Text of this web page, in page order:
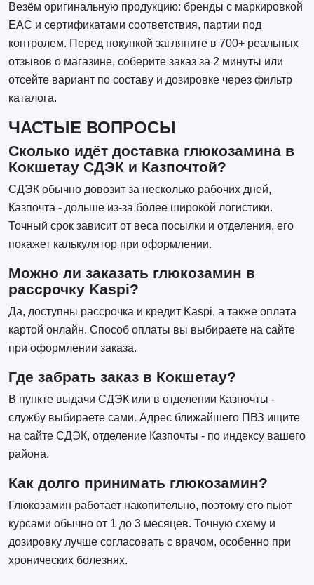
Везём оригинальную продукцию: бренды с маркировкой
EAC и сертификатами соответствия, партии под
контролем. Перед покупкой загляните в 700+ реальных
отзывов о магазине, соберите заказ за 2 минуты или
отсейте вариант по составу и дозировке через фильтр
каталога.
ЧАСТЫЕ ВОПРОСЫ
Сколько идёт доставка глюкозамина в
Кокшетау СДЭК и Казпочтой?
СДЭК обычно довозит за несколько рабочих дней,
Казпочта - дольше из-за более широкой логистики.
Точный срок зависит от веса посылки и отделения, его
покажет калькулятор при оформлении.
Можно ли заказать глюкозамин в
рассрочку Kaspi?
Да, доступны рассрочка и кредит Kaspi, а также оплата
картой онлайн. Способ оплаты вы выбираете на сайте
при оформлении заказа.
Где забрать заказ в Кокшетау?
В пункте выдачи СДЭК или в отделении Казпочты -
службу выбираете сами. Адрес ближайшего ПВЗ ищите
на сайте СДЭК, отделение Казпочты - по индексу вашего
района.
Как долго принимать глюкозамин?
Глюкозамин работает накопительно, поэтому его пьют
курсами обычно от 1 до 3 месяцев. Точную схему и
дозировку лучше согласовать с врачом, особенно при
хронических болезнях.